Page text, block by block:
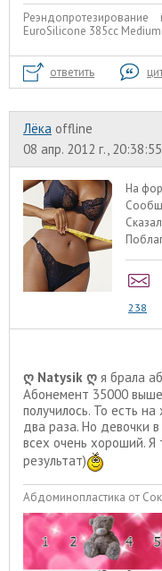
EuroSilicone 385сс
ответить
Лёка offline
08 апр. 2012 г., 20:38:55
На
238
ღ Natysik ღ я брала
Абонемент 35000
получилось. То есть
два раза. Но девочки
всех очень хороший.
результат)
Абдоминопластика от